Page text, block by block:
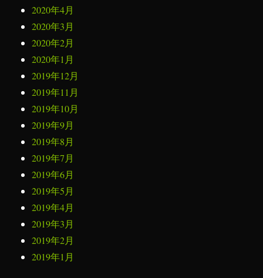
2020年4月
2020年3月
2020年2月
2020年1月
2019年12月
2019年11月
2019年10月
2019年9月
2019年8月
2019年7月
2019年6月
2019年5月
2019年4月
2019年3月
2019年2月
2019年1月